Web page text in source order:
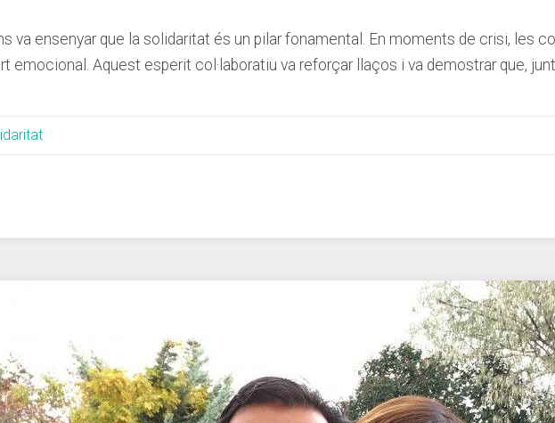
va ensenyar que la solidaritat és un pilar fonamental. En moments de crisi, les
emocional. Aquest esperit col·laboratiu va reforçar llaços i va demostrar que,